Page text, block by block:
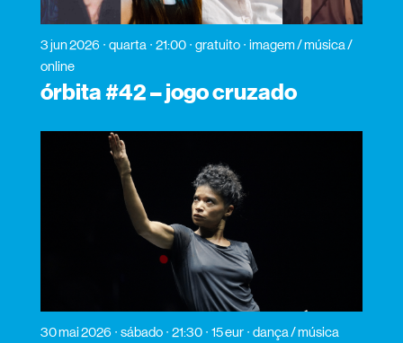
3 jun 2026 quarta 21:00 gratuito
imagem / música /
online
órbita #42 – jogo cruzado
30 mai 2026 sábado 21:30 15 eur dança / música